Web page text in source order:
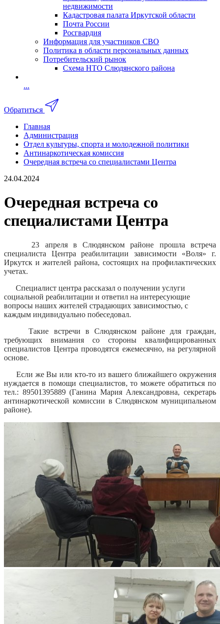
недвижимости
Кадастровая палата Иркутской области
Почта России
Росгвардия
Информация для участников СВО
Политика в области персональных данных
Потребительский рынок
Схема НТО Слюдянского района
...
Обратиться
Главная
Администрация
Отдел культуры, спорта и молодежной политики
Антинаркотическая комиссия
Очередная встреча со специалистами Центра
24.04.2024
Очередная встреча со
специалистами Центра
23 апреля в Слюдянском районе прошла встреча
специалиста Центра реабилитации зависимости «Воля» г.
Иркутск и жителей района, состоящих на профилактических
учетах.
Специалист центра рассказал о получении услуги
социальной реабилитации и ответил на интересующие
вопросы наших жителей страдающих зависимостью, с
каждым индивидуально побеседовал.
Такие встречи в Слюдянском районе для граждан,
требующих внимания со стороны квалифицированных
специалистов Центра проводятся ежемесячно, на регулярной
основе.
Если же Вы или кто-то из вашего ближайшего окружения
нуждается в помощи специалистов, то можете обратиться по
тел.: 89501395889 (Ганина Мария Александровна, секретарь
антинаркотической комиссии в Слюдянском муниципальном
районе).